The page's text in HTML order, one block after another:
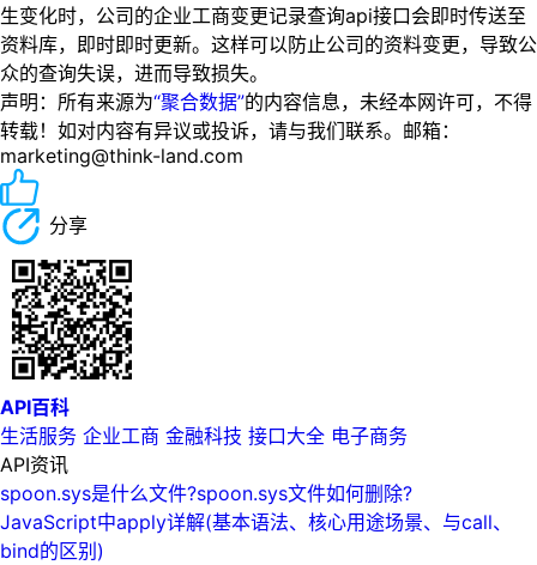
生变化时，公司的企业工商变更记录查询api接口会即时传送至
资料库，即时即时更新。这样可以防止公司的资料变更，导致公
众的查询失误，进而导致损失。
声明：所有来源为“聚合数据”的内容信息，未经本网许可，不得
转载！如对内容有异议或投诉，请与我们联系。邮箱：
marketing@think-land.com
分享
API百科
生活服务 企业工商 金融科技 接口大全 电子商务
API资讯
spoon.sys是什么文件?spoon.sys文件如何删除?
JavaScript中apply详解(基本语法、核心用途场景、与call、
bind的区别)